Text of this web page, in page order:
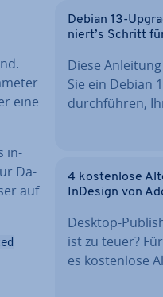
eine
in­
Da­
auf
Debian 13-
niert’s Schritt
Diese
Sie ein Debian
durch­füh­ren,
4 kos­ten­lo­se
InDesign von
Desktop-
ist zu teuer?
es kos­ten­lo­se